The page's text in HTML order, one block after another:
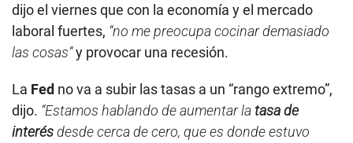
dijo el viernes que con la economía y el mercado
laboral fuertes, “no me preocupa cocinar demasiado
las cosas”y provocar una recesión.
La Fed no va a subir las tasas a un “rango extremo”,
dijo. “Estamos hablando de aumentar latasa de
interésdesde cerca de cero, que es donde estuvo